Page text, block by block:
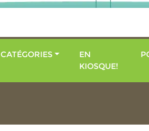
CATÉGORIES
EN
KIOSQUE!